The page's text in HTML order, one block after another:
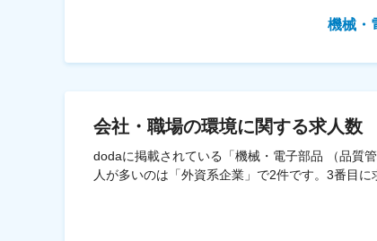
機械・
会社・職場の環境に関する求人数
dodaに掲載されている「機械・電子部品 （品質
人が多いのは「外資系企業」で2件です。3番目